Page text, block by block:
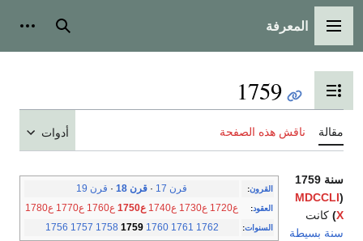
القائمة الرئيسية
المعرفة بحث
تبديل عرض جدول المحتويات
1759
مقالة ناقش هذه الصفحة أدوات
القرون: قرن 17 · قرن 18 · قرن 19
العقود: ع1720 ع1730 ع1740 ع1750 ع1760 ع1770 ع1780
السنوات:
1756 1757 1758 1759 1760 1761 1762
سنة 1759
(
MDCCLI
X
) كانت
سنة بسيطة